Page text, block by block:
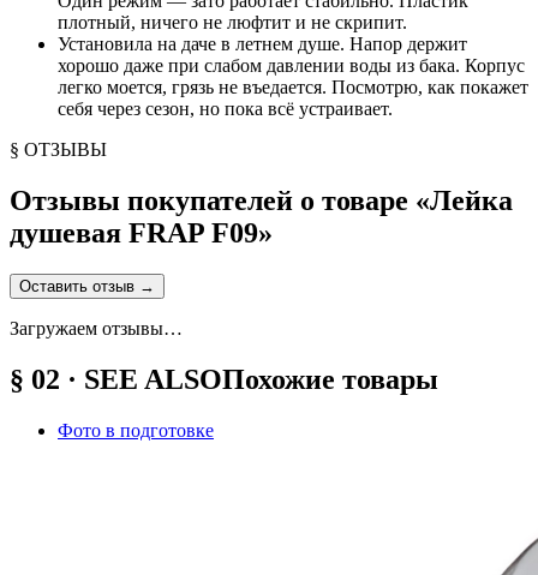
плотный, ничего не люфтит и не скрипит.
Установила на даче в летнем душе. Напор держит
хорошо даже при слабом давлении воды из бака. Корпус
легко моется, грязь не въедается. Посмотрю, как покажет
себя через сезон, но пока всё устраивает.
§ ОТЗЫВЫ
Отзывы покупателей о товаре «Лейка
душевая FRAP F09»
Оставить отзыв →
Загружаем отзывы…
§ 02 · SEE ALSOПохожие товары
Фото в подготовке